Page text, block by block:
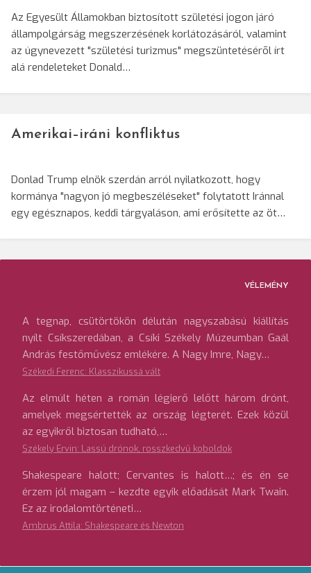
Az Egyesült Államokban biztosított születési jogon járó
állampolgárság megszerzésének korlátozásáról, valamint
az úgynevezett "születési turizmus" megszüntetésérõl írt
alá rendeleteket Donald…
Amerikai–iráni konfliktus
Donlad Trump elnök szerdán arról nyilatkozott, hogy
kormánya "nagyon jó megbeszéléseket" folytatott Iránnal
egy egésznapos, keddi tárgyaláson, ami erősítette az öt…
VÉLEMÉNY
A tegnap, csütörtökön délután nagyszabású kiállítás
nyílt Csíkszeredában, a Csíki Székely Múzeumban Gaál
András festőművész emlékére. A Nagy Imre, Nagy…
Székedi Ferenc: Klasszikussá vált
Az elmúlt héten a román légierő lelőtt három drónt,
amelyek megsértették az ország légterét. Ezek közül
az egyikről biztosan tudható,…
Székely Ervin: Lassú drónok, rosszkedvű koboldok
Shakespeare halott; Cervantes is halott…; és én se
érzem jól magam – kezdte egyik előadását Mark Twain.
Ez az irodalomtörténeti…
Ambrus Attila: Shakespeare és Newton